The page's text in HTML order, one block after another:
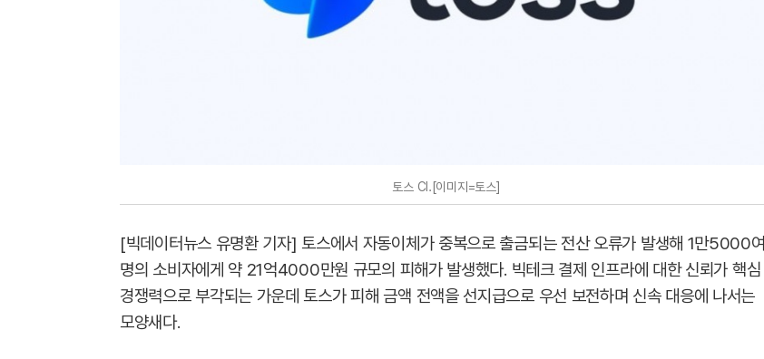
토스 CI.[이미지=토스]
[빅데이터뉴스 유명환 기자] 토스에서 자동이체가 중복으로 출금되는 전산 오류가 발생해 1만5000여
명의 소비자에게 약 21억4000만원 규모의 피해가 발생했다. 빅테크 결제 인프라에 대한 신뢰가 핵심
경쟁력으로 부각되는 가운데 토스가 피해 금액 전액을 선지급으로 우선 보전하며 신속 대응에 나서는
모양새다.